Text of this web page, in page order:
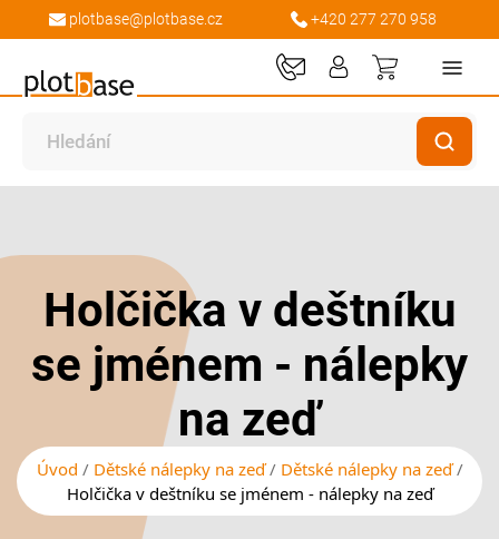
plotbase@plotbase.cz +420 277 270 958
Můj košík
galerie
Holčička v deštníku
se jménem - nálepky
na zeď
Úvod Dětské nálepky na zeď
Dětské nálepky na zeď
Holčička v deštníku se jménem - nálepky na zeď
galerie